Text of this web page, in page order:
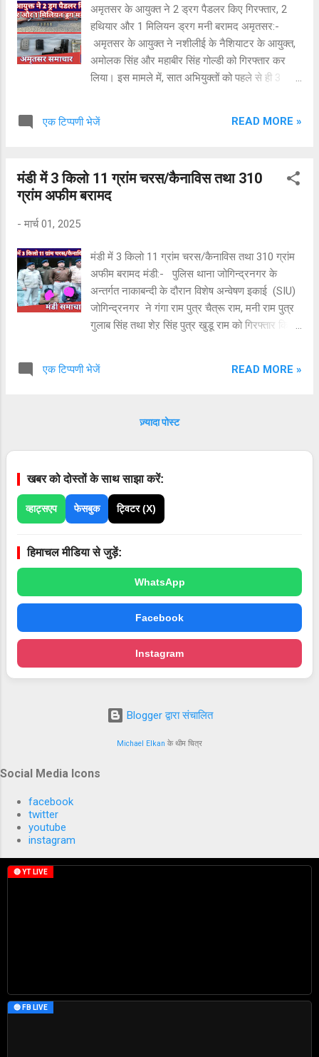
अमृतसर के आयुक्त ने 2 ड्रग पैडलर किए गिरफ्तार, 2
हथियार और 1 मिलियन ड्रग मनी बरामद अमृतसर:-
अमृतसर के आयुक्त ने नशीलीई के नैशियाटर के आयुक्त,
अमोलक सिंह और महाबीर सिंह गोल्डी को गिरफ्तार कर
लिया। इस मामले में, सात अभियुक्तों को पहले से ही 3
कार्टेल चला रहे थे। वह 2019 से जेल से बाहर था, लेकिन
अज़ला अधिनियम के तहत 10 एफआईआर अभिलेखित हैं।
मूल परीक्षा से पता चला है कि उनके पास एक कृत्रिम
राइफल के साथ पांच जीवित सौदेबाजी) और एक मिलियन
ड्रग मनी बरामद किए गए। पंजाब पुलिस कार्टेल को खत्म
करने और पंजाब को नशा मुक्त करने के लिए प्रतिबद्ध है।
एक टिप्पणी भेजें READ MORE »
मंडी में 3 किलो 11 ग्रांम चरस/कैनाविस तथा 310
ग्रांम अफीम बरामद
- मार्च 01, 2025
मंडी में 3 किलो 11 ग्रांम चरस/कैनाविस तथा 310 ग्रांम
अफीम बरामद मंडी:- पुलिस थाना जोगिन्द्रनगर के
अन्तर्गत नाकाबन्दी के दौरान विशेष अन्वेषण इकाई (SIU)
जोगिन्द्रनगर ने गंगा राम पुत्र चैत्रू राम, मनी राम पुत्र
गुलाब सिंह तथा शेऱ सिंह पुत्र खुडू राम को गिरफ्तार किया
310 ग्रांम अफीम बरामद की है । उपरोक्त आरोपियों के
गया है। जिन्हें कल न्यायालय में पेश किया जायेगा।
एक टिप्पणी भेजें READ MORE »
ज़्यादा पोस्ट
खबर को दोस्तों के साथ साझा करें:
व्हाट्सएप फेसबुक ट्विटर (X)
हिमाचल मीडिया से जुड़ें:
WhatsApp
Facebook
Instagram
Blogger द्वारा संचालित
Michael Elkan के थीम चित्र
Social Media Icons
facebook
twitter
youtube
instagram
🔴 YT LIVE
🔵 FB LIVE